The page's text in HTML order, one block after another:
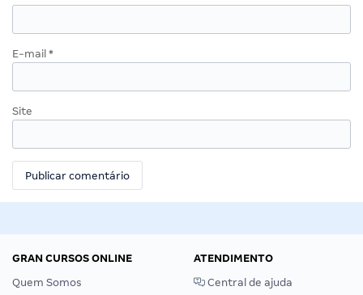
E-mail *
Site
GRAN CURSOS ONLINE
Quem Somos
ATENDIMENTO
Central de ajuda